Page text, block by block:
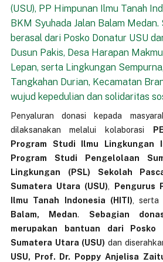
(USU), PP Himpunan Ilmu Tanah
BKM Syuhada Jalan Balam
berasal dari Posko Donatur USU
Dusun Pakis, Desa Harapan
Lepan, serta Lingkungan
Tangkahan Durian, Kecamatan
wujud kepedulian dan solidaritas
Penyaluran donasi kepada
dilaksanakan melalui kolaborasi
Program Studi Ilmu Lingkungan
Program Studi Pengelolaan
Lingkungan (PSL) Sekolah
Sumatera Utara (USU)
Pengurus
Ilmu Tanah Indonesia (HITI) , serta
Balam, Medan. Sebagian
merupakan bantuan dari Posko
Sumatera Utara (USU) dan
USU, Prof. Dr. Poppy Anjelisa